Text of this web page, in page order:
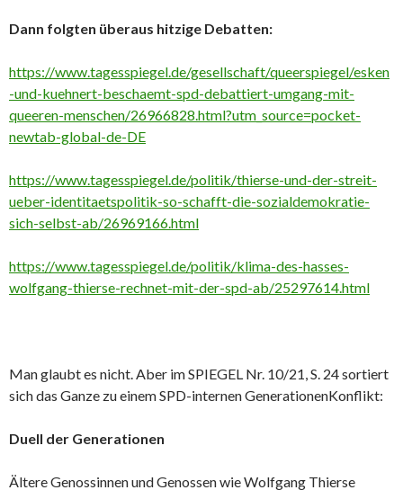
Dann folgten überaus hitzige Debatten:
https://www.tagesspiegel.de/gesellschaft/queerspiegel/esken
-und-kuehnert-beschaemt-spd-debattiert-umgang-mit-
queeren-menschen/26966828.html?utm_source=pocket-
newtab-global-de-DE
https://www.tagesspiegel.de/politik/thierse-und-der-streit-
ueber-identitaetspolitik-so-schafft-die-sozialdemokratie-
sich-selbst-ab/26969166.html
https://www.tagesspiegel.de/politik/klima-des-hasses-
wolfgang-thierse-rechnet-mit-der-spd-ab/25297614.html
Man glaubt es nicht. Aber im SPIEGEL Nr. 10/21, S. 24 sortiert
sich das Ganze zu einem SPD-internen GenerationenKonflikt:
Duell der Generationen
Ältere Genossinnen und Genossen wie Wolfgang Thierse